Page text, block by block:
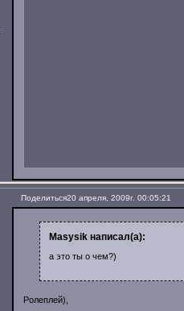
Поделиться20 апреля, 2009г. 00:05:21
Masysik написал(а):
а это ты о чем?)
Ролеплей),